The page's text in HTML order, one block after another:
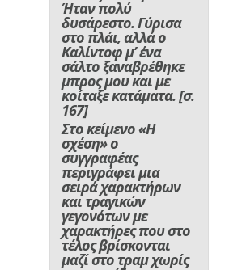
Ήταν πολύ
δυσάρεστο. Γύρισα
στο πλάι, αλλά ο
Καλίντοφ μ’ ένα
σάλτο ξαναβρέθηκε
μπρος μου και με
κοίταξε κατάματα.[σ.
167]
Στο κείμενο «Η
σχέση» ο
συγγραφέας
περιγράφει μια
σειρά χαρακτήρων
και τραγικών
γεγονότων με
χαρακτήρες που στο
τέλος βρίσκονται
μαζί στο τραμ χωρίς